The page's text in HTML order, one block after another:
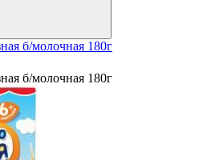
б/молочная 180г
б/молочная 180г